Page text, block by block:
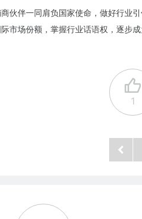
伙伴一同肩负国家使命，做好行业
市场份额，掌握行业话语权，逐步
1